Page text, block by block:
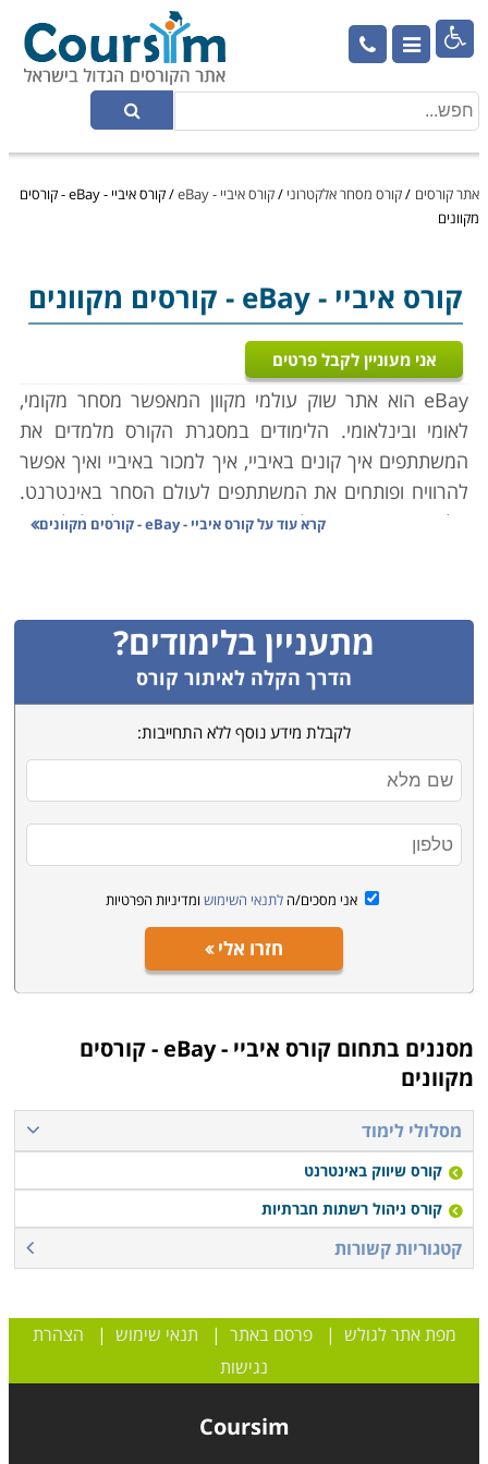

אתר קורסים /קורס מסחר אלקטרוני /קורס איביי - eBay /
קורס איביי - eBay - קורסים
מקוונים
קורס איביי - eBay - קורסים מקוונים
אני מעוניין לקבל פרטים
eBay הוא אתר שוק עולמי מקוון המאפשר מסחר מקומי,
לאומי ובינלאומי. הלימודים במסגרת הקורס מלמדים את
המשתתפים איך קונים באיביי, איך למכור באיביי ואיך אפשר
להרוויח ופותחים את המשתתפים לעולם הסחר באינטרנט.
הלימודים מאפשרים לעשות באתר שימוש יעיל וכלכלי, תוך
יחסי כלשהו כמו מוצר ספציפי אשר נגיש וזול יותר, או סחורה
ייחודית. איביי מאפשר למנף את אותו יתרון ולהתחיל לייצר
ממנו הכנסה צדדית או עיקרית מהבית.
קורס איביי מתמקד בלימודי סחר באינטרנט, קורס מסחר
אלקטרוני, יזמות בסחר אלקטרוני, שיווק באינטרנט
ועוד. הלימודים מיועדים לאנשים שרוצים להשלים הכנסה,
להתמחות במסחר בשיטה זו, לבעלי עסקים המעוניינים
להרחיב את עסקיהם דרך אי ביי ולקהל הרחב המעוניין
בהכנסה נוספת ובעבודה מהבית.
קראו בקטגורית קורס eBay את פירוט הקורסים, בחרו את
הקורס המתאים, מלאו את הפרטים ונציג הקורס יצור אתכם
קרא עוד עלקורס איביי - eBay - קורסים מקוונים
מתעניין בלימודים?
הדרך הקלה לאיתור קורס
לקבלת מידע נוסף ללא התחייבות:
אני מסכים/ה לתנאי השימוש ומדיניות הפרטיות
חזרו אלי
מסננים בתחום
קורס איביי - eBay - קורסים
מקוונים
מסלולי לימוד
קורס שיווק באינטרנט
קורס ניהול רשתות חברתיות
קטגוריות קשורות
מפת אתר לגולש |פרסם באתר | תנאי שימוש | הצהרת
נגישות
Coursim